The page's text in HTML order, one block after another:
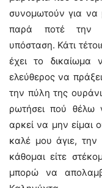
συνομωτούν για να
παρά ποτέ την
υπόσταση. Κάτι
έχει το δικαίωμα
ελεύθερος να
την πύλη της
ρωτήσει πού
αρκεί να μην είμαι
καλέ μου άγιε,
κάθομαι είτε
μπορώ να